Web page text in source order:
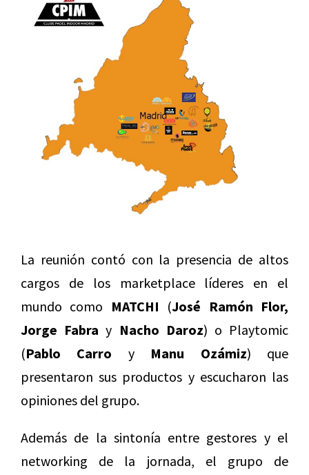
La reunión contó con la presencia de altos
cargos de los marketplace líderes en el
mundo como MATCHI (José Ramón Flor,
Jorge Fabra y Nacho Daroz) o Playtomic
(Pablo Carro y Manu Ozámiz) que
presentaron sus productos y escucharon las
opiniones del grupo.
Además de la sintonía entre gestores y el
networking de la jornada, el grupo de